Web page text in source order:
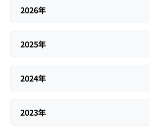
2026年
2025年
2024年
2023年